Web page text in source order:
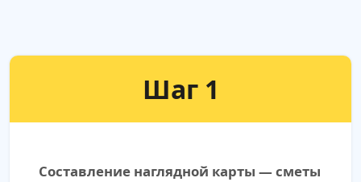
Шаг 1
Составление наглядной карты — сметы